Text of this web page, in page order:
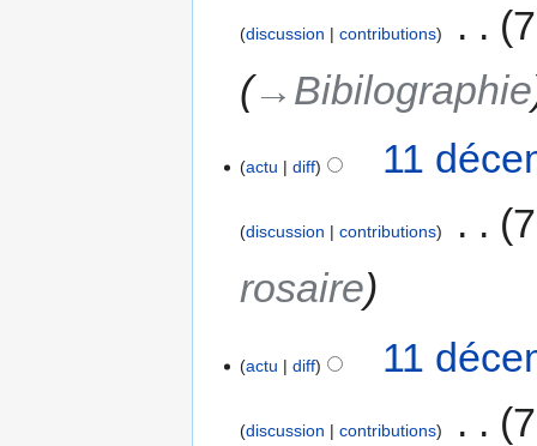
discussion contributions
→‎Bibilographie
actu diff 11
discussion contributions
rosaire
actu diff 11
discussion contributions